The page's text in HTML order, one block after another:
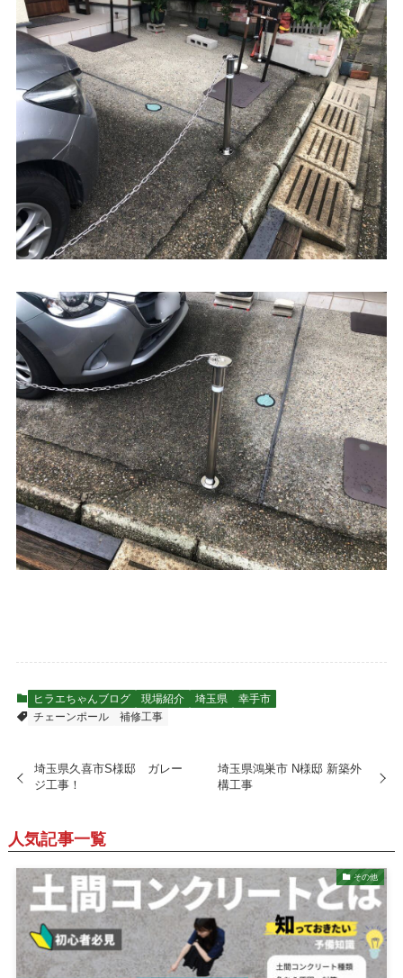
ヒラエちゃんブログ 現場紹介 埼玉県
幸手市
チェーンポール
補修工事
埼玉県久喜市S様邸 ガレー
ジ工事！
埼玉県鴻巣市 N様邸 新築外
構工事
人気記事一覧
その他